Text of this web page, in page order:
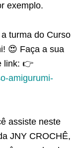
exemplo.
turma do Curso
😍 Faça a sua
link: 👉
amigurumi-
assiste neste
JNY CROCHÊ,